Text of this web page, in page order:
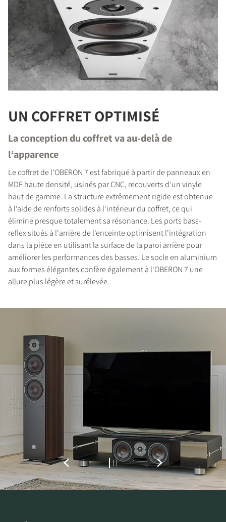
COMPARER LES PRODUITS
UN COFFRET OPTIMISÉ
La conception du coffret va au-delà de
l‘apparence
Le coffret de l‘OBERON 7 est fabriqué à partir de panneaux en
MDF haute densité, usinés par CNC, recouverts d‘un vinyle
haut de gamme. La structure extrêmement rigide est obtenue
à l‘aide de renforts solides à l‘intérieur du coffret, ce qui
élimine presque totalement sa résonance. Les ports bass-
reflex situés à l'arrière de l'enceinte optimisent l'intégration
dans la pièce en utilisant la surface de la paroi arrière pour
améliorer les performances des basses. Le socle en aluminium
aux formes élégantes confère également à l'OBERON 7 une
allure plus légère et surélevée.
INSCRIVEZ-VOUS POUR
ACCÉDER AUX
TÉLÉCHARGEMENTS
Remplissez ce formulaire pour accéder
directement à tous les fichiers en